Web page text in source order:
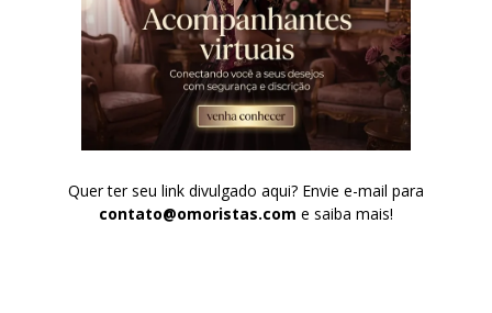
Quer ter seu link divulgado aqui? Envie e-mail para
contato@omoristas.com e saiba mais!